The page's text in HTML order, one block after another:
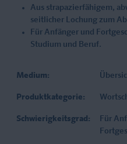
Aus strapazierfähigem,
seitlicher Lochung zum
Für Anfänger und
Studium und Beruf.
Medium:
Produktkategorie:
Schwierigkeitsgrad: Für